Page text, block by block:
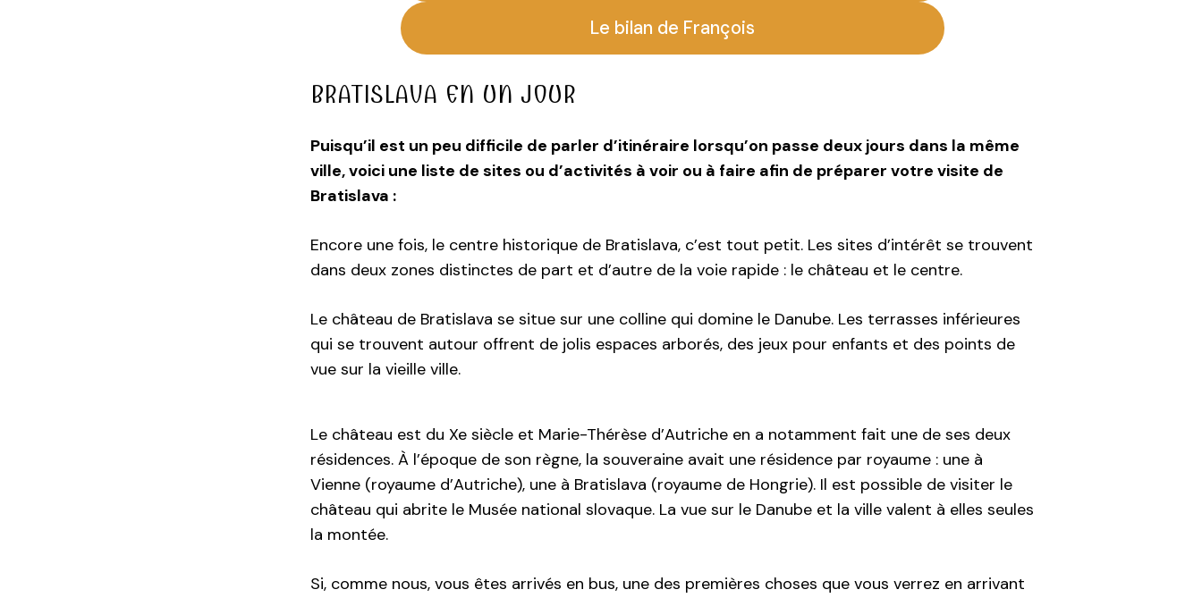
Le bilan de François
BRATISLAVA EN UN JOUR
Puisqu’il est un peu difficile de parler d’itinéraire lorsqu’on passe deux jours dans la même
ville, voici une liste de sites ou d’activités à voir ou à faire afin de préparer votre visite de
Bratislava :
Encore une fois, le centre historique de Bratislava, c’est tout petit. Les sites d’intérêt se trouvent
dans deux zones distinctes de part et d’autre de la voie rapide : le château et le centre.
Le château de Bratislava se situe sur une colline qui domine le Danube. Les terrasses inférieures
qui se trouvent autour offrent de jolis espaces arborés, des jeux pour enfants et des points de
vue sur la vieille ville.
Le château est du Xe siècle et Marie-Thérèse d’Autriche en a notamment fait une de ses deux
résidences. À l’époque de son règne, la souveraine avait une résidence par royaume : une à
Vienne (royaume d’Autriche), une à Bratislava (royaume de Hongrie). Il est possible de visiter le
château qui abrite le Musée national slovaque. La vue sur le Danube et la ville valent à elles seules
la montée.
Si, comme nous, vous êtes arrivés en bus, une des premières choses que vous verrez en arrivant